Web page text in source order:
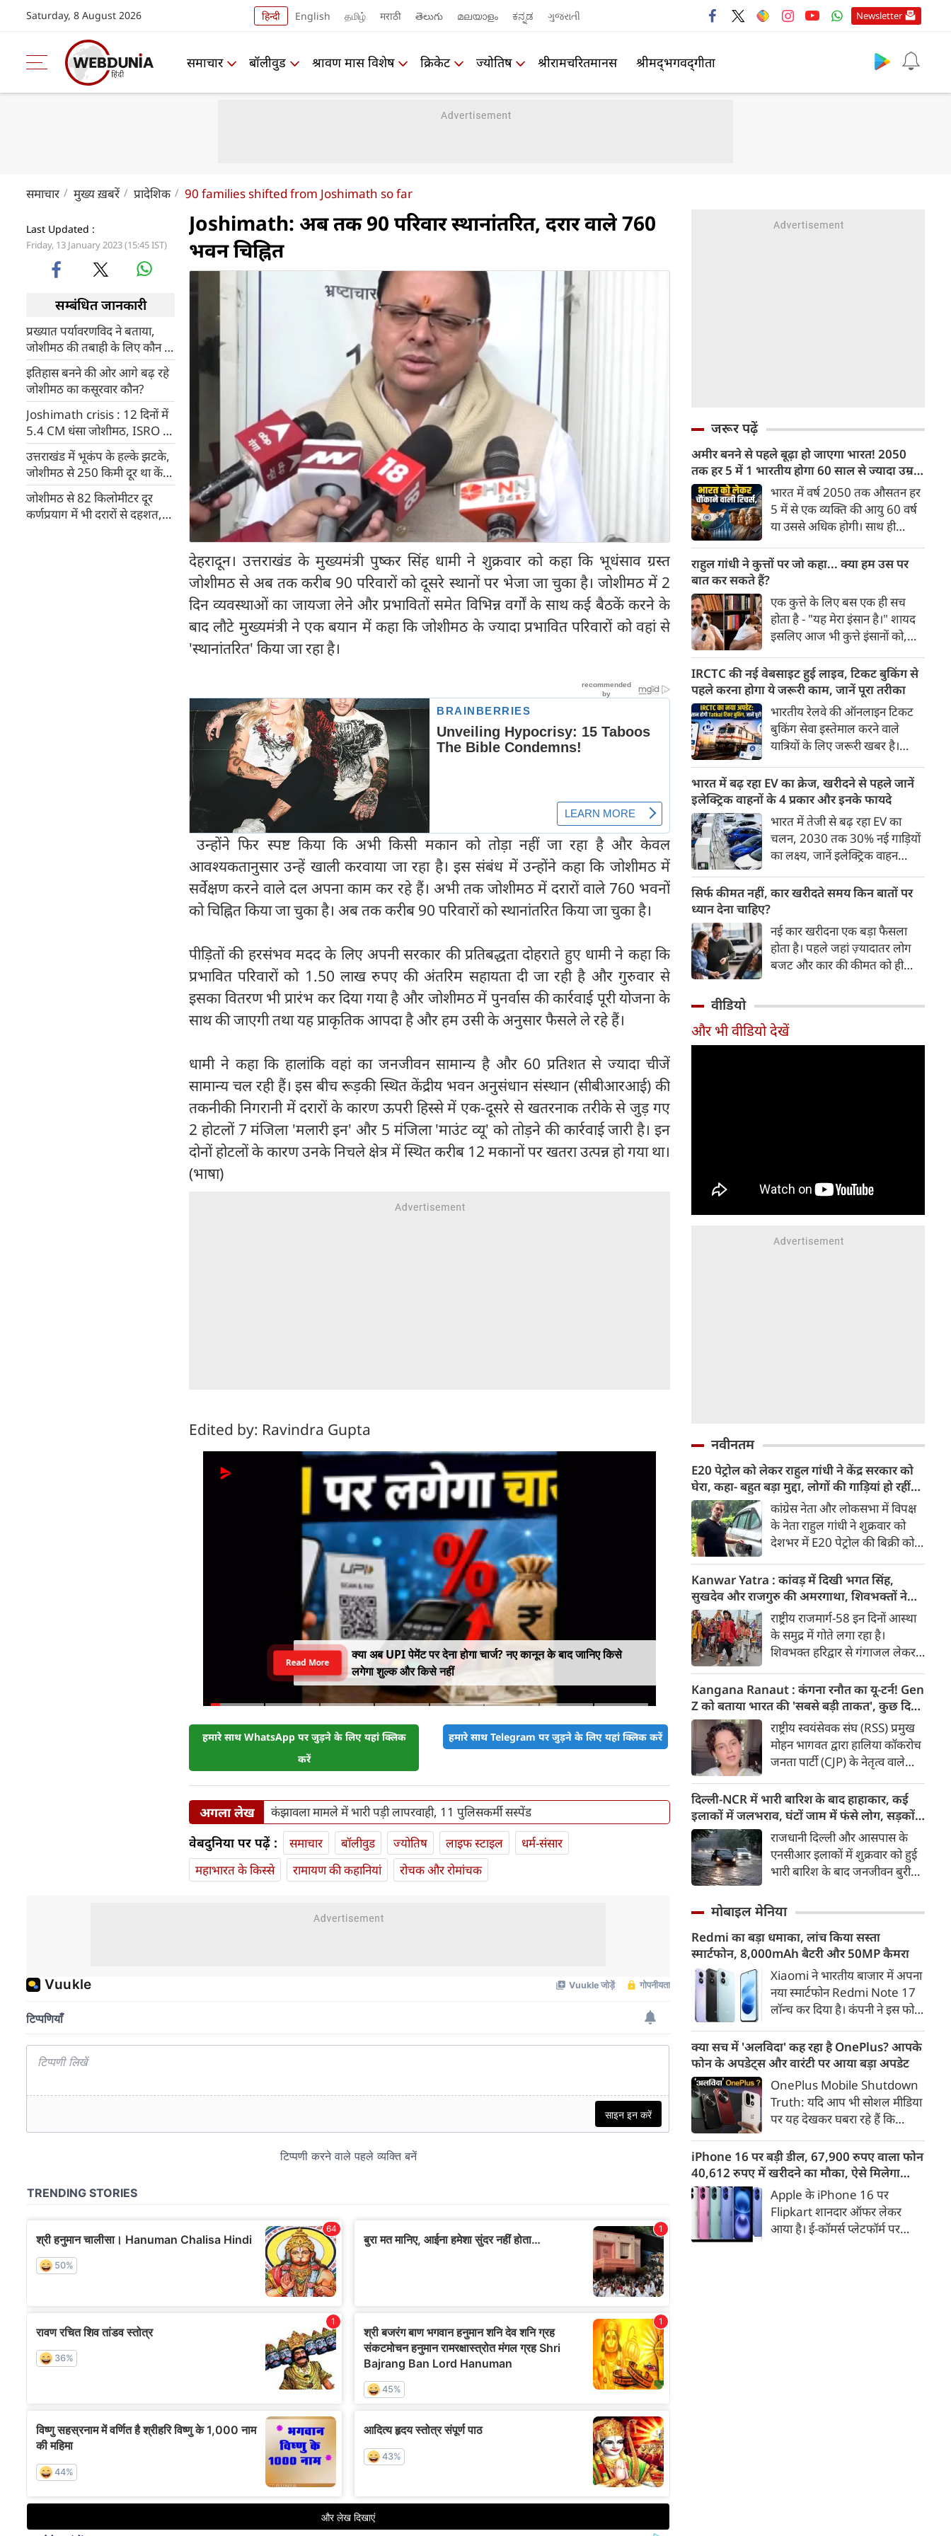
Saturday, 8 August 2026 हिन्दी English தமிழ் मराठी తెలుగు മലയാളം ಕನ್ನಡ ગુજરાતી Newsletter
समाचार बॉलीवुड श्रावण मास विशेष क्रिकेट ज्योतिष श्रीरामचरितमानस श्रीमद्‍भगवद्‍गीता
समाचार मुख्य ख़बरें प्रादेशिक 90 families shifted from Joshimath so far
Last Updated :
Friday, 13 January 2023 (15:45 IST)
सम्बंधित जानकारी
प्रख्यात पर्यावरणविद ने बताया,
जोशीमठ की तबाही के लिए कौन है
जिम्मेदार?
इतिहास बनने की ओर आगे बढ़ रहे
जोशीमठ का कसूरवार कौन?
Joshimath crisis : 12 दिनों में
5.4 CM धंसा जोशीमठ, ISRO ने
दी चेतावनी
उत्तराखंड में भूकंप के हल्के झटके,
जोशीमठ से 250 किमी दूर था केंद्र
(live update)
जोशीमठ से 82 किलोमीटर दूर
कर्णप्रयाग में भी दरारों से दहशत,
Joshimath: अब तक 90 परिवार स्थानांतरित, दरार वाले 760
भवन चिह्नित
देहरादून। उत्तराखंड के मुख्यमंत्री पुष्कर सिंह धामी ने शुक्रवार को कहा कि भूधंसाव ग्रस्त
जोशीमठ से अब तक करीब 90 परिवारों को दूसरे स्थानों पर भेजा जा चुका है। जोशीमठ में 2
दिन व्यवस्थाओं का जायजा लेने और प्रभावितों समेत विभिन्न वर्गों के साथ कई बैठकें करने के
बाद लौटे मुख्यमंत्री ने एक बयान में कहा कि जोशीमठ के ज्यादा प्रभावित परिवारों को वहां से
'स्थानांतरित' किया जा रहा है।
उन्होंने फिर स्पष्ट किया कि अभी किसी मकान को तोड़ा नहीं जा रहा है और केवल
आवश्यकतानुसार उन्हें खाली करवाया जा रहा है। इस संबंध में उन्होंने कहा कि जोशीमठ में
सर्वेक्षण करने वाले दल अपना काम कर रहे हैं। अभी तक जोशीमठ में दरारों वाले 760 भवनों
को चिह्नित किया जा चुका है। अब तक करीब 90 परिवारों को स्थानांतरित किया जा चुका है।
पीड़ितों की हरसंभव मदद के लिए अपनी सरकार की प्रतिबद्धता दोहराते हुए धामी ने कहा कि
प्रभावित परिवारों को 1.50 लाख रुपए की अंतरिम सहायता दी जा रही है और गुरुवार से
इसका वितरण भी प्रारंभ कर दिया गया है और जोशीमठ में पुनर्वास की कार्रवाई पूरी योजना के
साथ की जाएगी तथा यह प्राकृतिक आपदा है और हम उसी के अनुसार फैसले ले रहे हैं।
धामी ने कहा कि हालांकि वहां का जनजीवन सामान्य है और 60 प्रतिशत से ज्यादा चीजें
सामान्य चल रही हैं। इस बीच रूड़की स्थित केंद्रीय भवन अनुसंधान संस्थान (सीबीआरआई) की
तकनीकी निगरानी में दरारों के कारण ऊपरी हिस्से में एक-दूसरे से खतरनाक तरीके से जुड़ गए
2 होटलों 7 मंजिला 'मलारी इन' और 5 मंजिला 'माउंट व्यू' को तोड़ने की कार्रवाई जारी है। इन
दोनों होटलों के कारण उनके निचले क्षेत्र में स्थित करीब 12 मकानों पर खतरा उत्पन्न हो गया था।
(भाषा)
Edited by: Ravindra Gupta
क्या अब UPI पेमेंट पर देना होगा चार्ज? नए कानून के बाद जानिए किसे
लगेगा शुल्क और किसे नहीं
Read More
हमारे साथ WhatsApp पर जुड़ने के लिए यहां क्लिक
करें
हमारे साथ Telegram पर जुड़ने के लिए यहां क्लिक करें
अगला लेख कंझावला मामले में भारी पड़ी लापरवाही, 11 पुलिसकर्मी सस्पेंड
वेबदुनिया पर पढ़ें : समाचार बॉलीवुड ज्योतिष लाइफ स्‍टाइल
धर्म-संसार
महाभारत के किस्से
रामायण की कहानियां रोचक और रोमांचक
जरूर पढ़ें
अमीर बनने से पहले बूढ़ा हो जाएगा भारत! 2050
तक हर 5 में 1 भारतीय होगा 60 साल से ज्यादा उम्र
का
भारत में वर्ष 2050 तक औसतन हर
5 में से एक व्यक्ति की आयु 60 वर्ष
या उससे अधिक होगी। साथ ही
भारत में रहेंगे। ‘ट्रांसफॉर्म रूरल
अनुसार भारत विकसित देशों के
विपरीत समृद्ध बनने से पहले ही वृद्ध
होती आबादी वाले देश की श्रेणी में
पहुंच रहा है।
राहुल गांधी ने कुत्तों पर जो कहा... क्या हम उस पर
बात कर सकते हैं?
एक कुत्ते के लिए बस एक ही सच
होता है - "यह मेरा इंसान है।" शायद
इसलिए आज भी कुत्ते इंसानों को,
भू-राजनीति से लेकर कृत्रिम
बुद्धिमत्ता, जलवायु परिवर्तन से लेकर
क्रिकेट तक हर विषय पर बहस कर
सकते हैं, तो उस जीव पर भी एक
गंभीर चर्चा बनती है जिसने किसी भी
सभ्यता से पहले इंसान का साथ चुना
था। दुर्भाग्य यह है कि आज कुत्तों के
बारे में हमारी राय पशु-चिकित्सकों,
व्यवहार वैज्ञानिकों या विशेषज्ञों से
कम... और व्हाट्सऐप यूनिवर्सिटी से
ज़्यादा बनती है।
IRCTC की नई वेबसाइट हुई लाइव, टिकट बुकिंग से
पहले करना होगा ये जरूरी काम, जानें पूरा तरीका
भारतीय रेलवे की ऑनलाइन टिकट
बुकिंग सेवा इस्तेमाल करने वाले
यात्रियों के लिए जरूरी खबर है।
वेबसाइट का बीटा वर्जन लॉन्च कर
दिया है। करीब 24 साल पुराने
इंटरफेस के बाद वेबसाइट को नए
डिजाइन और कई नए फीचर्स के साथ
अपडेट किया गया है।
भारत में बढ़ रहा EV का क्रेज, खरीदने से पहले जानें
इलेक्ट्रिक वाहनों के 4 प्रकार और इनके फायदे
भारत में तेजी से बढ़ रहा EV का
चलन, 2030 तक 30% नई गाड़ियों
का लक्ष्य, जानें इलेक्ट्रिक वाहन
200 अरब रुपए का मौका
सिर्फ कीमत नहीं, कार खरीदते समय किन बातों पर
ध्यान देना चाहिए?
नई कार खरीदना एक बड़ा फैसला
होता है। पहले जहां ज़्यादातर लोग
बजट और कार की कीमत को ही
खरीदते समय किन बातों पर ध्यान
देना चाहिए।
वीडियो
और भी वीडियो देखें
नवीनतम
E20 पेट्रोल को लेकर राहुल गांधी ने केंद्र सरकार को
घेरा, कहा- बहुत बड़ा मुद्दा, लोगों की गाड़ियां हो रहीं
खराब, BJP ने बताया खराब पटकथा
कांग्रेस नेता और लोकसभा में विपक्ष
के नेता राहुल गांधी ने शुक्रवार को
देशभर में E20 पेट्रोल की बिक्री को
दिया। उन्होंने E20 को ‘बहुत बड़ा
मुद्दा’ बताते हुए आरोप लगाया कि
इसके इस्तेमाल से वाहनों को नुकसान
हो रहा है और इसका आर्थिक बोझ
आम उपभोक्ताओं पर पड़ रहा है।
Kanwar Yatra : कांवड़ में दिखी भगत सिंह,
सुखदेव और राजगुरु की अमरगाथा, शिवभक्तों ने
अनोखे अंदाज में दी श्रद्धांजलिराष्ट्रीय राजमार्ग-58 इन दिनों आस्था
के समुद्र में गोते लगा रहा है।
शिवभक्त हरिद्वार से गंगाजल लेकर
है। लाखों शिवभक्तों के बीच रंग-
बिरंगी और आकर्षक कांवड़ें हर किसी
का ध्यान बरबस अपनी ओर खींच रही
हैं। लेकिन ऐसे में जब शिव चौक से
एक गुजरी कांवड़ ने लोगों के दिलों को
गहराई तक छू लिया। यह केवल
कांवड़ नहीं थी, बल्कि देश की
आजादी के अमर सेनानियों को
समर्पित एक चलती-फिरती श्रद्धांजलि
थी।
Kangana Ranaut : कंगना रनौत का यू-टर्न! Gen
Z को बताया भारत की 'सबसे बड़ी ताकत', कुछ दिन
पहले प्रदर्शनकारियों को कहा था 'जेनरेशन गटर'
राष्ट्रीय स्वयंसेवक संघ (RSS) प्रमुख
मोहन भागवत द्वारा हालिया कॉकरोच
जनता पार्टी (CJP) के नेतृत्व वाले
समर्थन दिए जाने के एक दिन बाद
बीजेपी सांसद और अभिनेत्री कंगना
रनौत ने अपने पहले के बयान पर
सफाई दी। उन्होंने अब Gen Z को
भारत की ‘सबसे बड़ी ताकत’ बताया
है। कंगना ने कहा कि कुछ लोगों के
गलत ठहराना उचित नहीं है। उन्होंने
कहा कि Gen Z सरकार का हिस्सा है
और इसी पीढ़ी के जनादेश की वजह
से मौजूदा सरकार लंबे समय से सत्ता
में है।
दिल्ली-NCR में भारी बारिश के बाद हाहाकार, कई
इलाकों में जलभराव, घंटों जाम में फंसे लोग, सड़कों
पर भरा कमर तक पानीराजधानी दिल्ली और आसपास के
एनसीआर इलाकों में शुक्रवार को हुई
भारी बारिश के बाद जनजीवन बुरी
और गाजियाबाद के कई इलाकों में
जिसके चलते कई प्रमुख मार्गों पर
लंबा ट्रैफिक जाम लग गया। भारी
बारिश के कारण लोगों को अपने
गंतव्य तक पहुंचने में काफी परेशानी
का सामना करना पड़ा।
मोबाइल मेनिया
Redmi का बड़ा धमाका, लांच किया सस्ता
स्मार्टफोन, 8,000mAh बैटरी और 50MP कैमरा
Xiaomi ने भारतीय बाजार में अपना
नया स्मार्टफोन Redmi Note 17
लॉन्च कर दिया है। कंपनी ने इस फोन
डिस्प्ले, 8,000mAh की बड़ी बैटरी
और Qualcomm Snapdragon
चिपसेट के साथ पेश किया है। फोन में
50MP का मेन कैमरा दिया गया है।
इसके अलावा Redmi Note 17 में
Corning Gorilla Glass 7i
प्रोटेक्शन, IP65 रेटिंग और मजबूत
चेसिस जैसे फीचर्स मिलते हैं।
क्या सच में 'अलविदा' कह रहा है OnePlus? आपके
फोन के अपडेट्स और वारंटी पर आया बड़ा अपडेट
OnePlus Mobile Shutdown
Truth: यदि आप भी सोशल मीडिया
पर यह देखकर घबरा रहे हैं कि
तो थोड़ा ठहरिए! टेक वर्ल्ड में किसी
समय 'फ्लैगशिप किलर' के नाम से
मशहूर इस ब्रांड को लेकर इंटरनेट पर
लगातार कयासबाजी का दौर जारी है।
iPhone 16 पर बड़ी डील, 67,900 रुपए वाला फोन
40,612 रुपए में खरीदने का मौका, ऐसे मिलेगा
डिस्काउंट
Apple के iPhone 16 पर
Flipkart शानदार ऑफर लेकर
आया है। ई-कॉमर्स प्लेटफॉर्म पर